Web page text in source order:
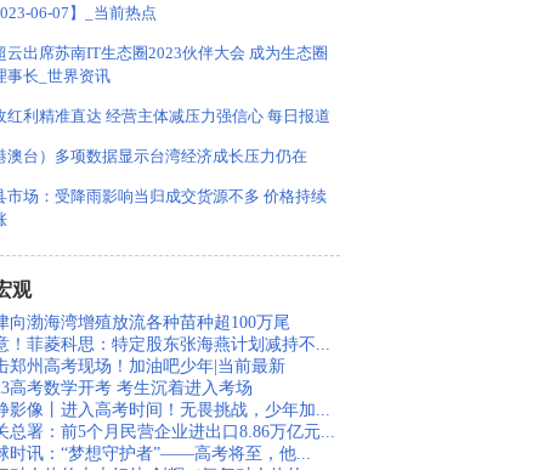
06-07】_当前热点
云出席苏南IT生态圈2023伙伴大会 成为生态圈
事长_世界资讯
红利精准直达 经营主体减压力强信心 每日报道
澳台）多项数据显示台湾经济成长压力仍在
市场：受降雨影响当归成交货源不多 价格持续
观
向渤海湾增殖放流各种苗种超100万尾
！菲菱科思：特定股东张海燕计划减持不...
郑州高考现场！加油吧少年|当前最新
高考数学开考 考生沉着进入考场
影像丨进入高考时间！无畏挑战，少年加...
总署：前5个月民营企业进出口8.86万亿元...
时讯：“梦想守护者”——高考将至，他...